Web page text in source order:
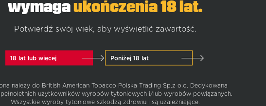
wymagaukończenia 18 lat.
Potwierdź swój wiek, aby wyświetlić zawartość.
18 lat lub więcej Poniżej 18 lat
należy do British American Tobacco Polska Trading Sp. z o.o. Dedykowana
użytkowników wyrobów tytoniowych i/lub wyrobów powiązanych.
Wszystkie wyroby tytoniowe szkodzą zdrowiu i są uzależniające.